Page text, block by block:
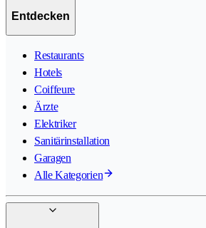
Entdecken
Restaurants
Hotels
Coiffeure
Ärzte
Elektriker
Sanitärinstallation
Garagen
Alle Kategorien